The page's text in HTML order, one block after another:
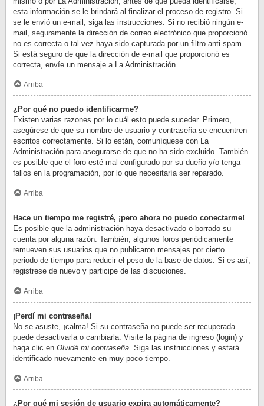
esta información se le brindará al finalizar el proceso de registro. Si
se le envió un e-mail, siga las instrucciones. Si no recibió ningún e-
mail, seguramente la dirección de correo electrónico que proporcionó
no es correcta o tal vez haya sido capturada por un filtro anti-spam.
Si está seguro de que la dirección de e-mail que proporcionó es
correcta, envíe un mensaje a La Administración.
Arriba
¿Por qué no puedo identificarme?
Existen varias razones por lo cuál esto puede suceder. Primero,
asegúrese de que su nombre de usuario y contraseña se encuentren
escritos correctamente. Si lo están, comuníquese con La
Administración para asegurarse de que no ha sido excluido. También
es posible que el foro esté mal configurado por su dueño y/o tenga
fallos en la programación, por lo que necesitaría ser reparado.
Arriba
Hace un tiempo me registré, ¡pero ahora no puedo conectarme!
Es posible que la administración haya desactivado o borrado su
cuenta por alguna razón. También, algunos foros periódicamente
remueven sus usuarios que no publicaron mensajes por cierto
periodo de tiempo para reducir el peso de la base de datos. Si es así,
registrese de nuevo y participe de las discuciones.
Arriba
¡Perdí mi contraseña!
No se asuste, ¡calma! Si su contraseña no puede ser recuperada
puede desactivarla o cambiarla. Visite la página de ingreso (login) y
haga clic en Olvidé mi contraseña. Siga las instrucciones y estará
identificado nuevamente en muy poco tiempo.
Arriba
¿Por qué mi sesión de usuario expira automáticamente?